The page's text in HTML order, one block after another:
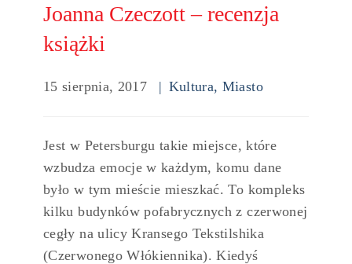
Joanna Czeczott – recenzja
książki
15 sierpnia, 2017 Kultura, Miasto
Jest w Petersburgu takie miejsce, które
wzbudza emocje w każdym, komu dane
było w tym mieście mieszkać. To kompleks
kilku budynków pofabrycznych z czerwonej
cegły na ulicy Kransego Tekstilshika
(Czerwonego Włókiennika). Kiedyś